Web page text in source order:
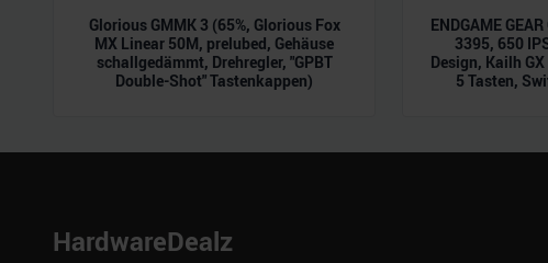
Glorious GMMK 3 (65%, Glorious Fox
MX Linear 50M, prelubed, Gehäuse
schallgedämmt, Drehregler, "GPBT
Double-Shot" Tastenkappen)
ENDGAME
3395, 650
Design, Kailh
5 Tasten,
HardwareDealz